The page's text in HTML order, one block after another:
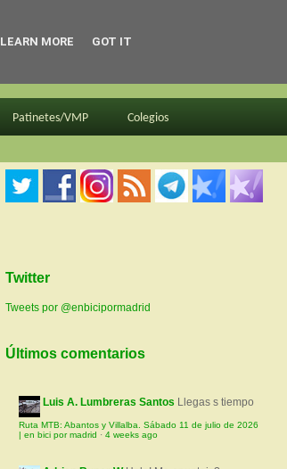
Patinetes/VMP Colegios
Twitter
Tweets por @enbicipormadrid
Últimos comentarios
Luis A. Lumbreras Santos Llegas s tiempo
Ruta MTB: Abantos y Villalba. Sábado 11 de julio de 2026
| en bici por madrid · 4 weeks ago
LEARN MORE GOT IT